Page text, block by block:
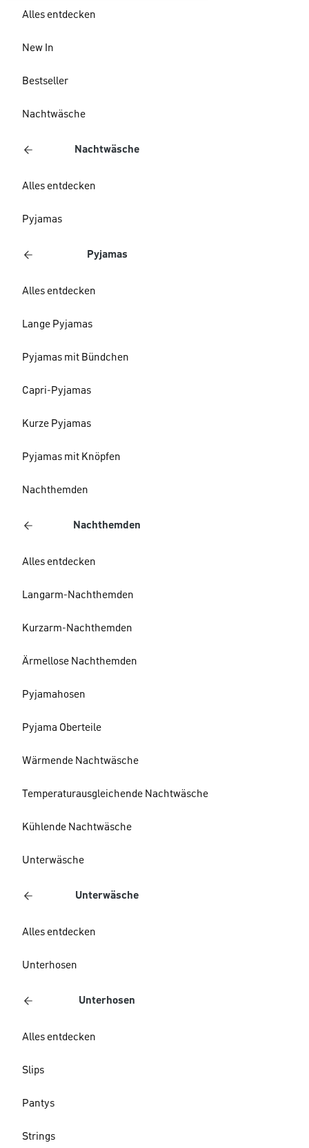
Alles entdecken
New In
Bestseller
Nachtwäsche
Nachtwäsche
Alles entdecken
Pyjamas
Pyjamas
Alles entdecken
Lange Pyjamas
Pyjamas mit Bündchen
Capri-Pyjamas
Kurze Pyjamas
Pyjamas mit Knöpfen
Nachthemden
Nachthemden
Alles entdecken
Langarm-Nachthemden
Kurzarm-Nachthemden
Ärmellose Nachthemden
Pyjamahosen
Pyjama Oberteile
Wärmende Nachtwäsche
Temperaturausgleichende Nachtwäsche
Kühlende Nachtwäsche
Unterwäsche
Unterwäsche
Alles entdecken
Unterhosen
Unterhosen
Alles entdecken
Slips
Pantys
Strings